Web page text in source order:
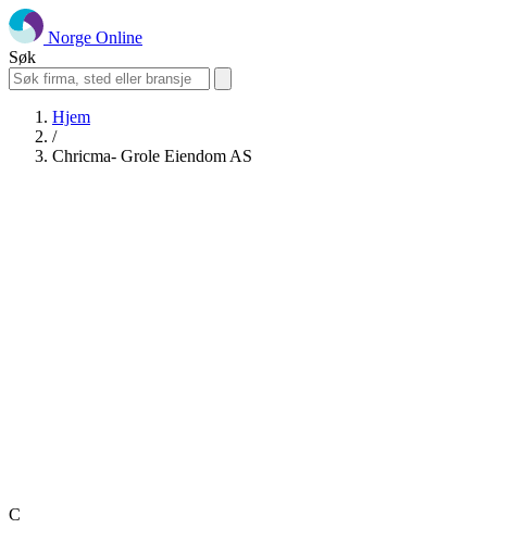
Norge Online
Søk
Hjem
/
Chricma- Grole Eiendom AS
C